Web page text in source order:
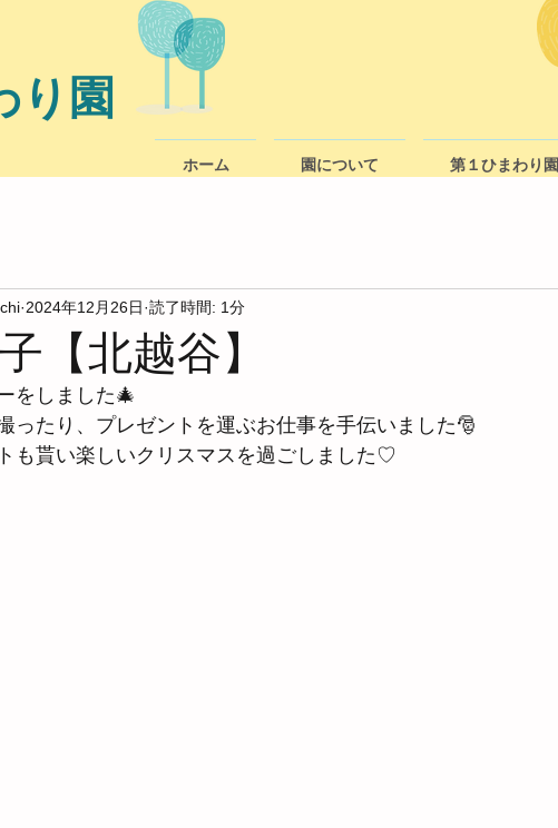
り園
ホーム 園について 第１ひまわり園
【北越谷】
2024年12月26日 読了時間: 1分
をしました🎄
ったり、プレゼントを運ぶお仕事を手伝いました🎅
も貰い楽しいクリスマスを過ごしました♡